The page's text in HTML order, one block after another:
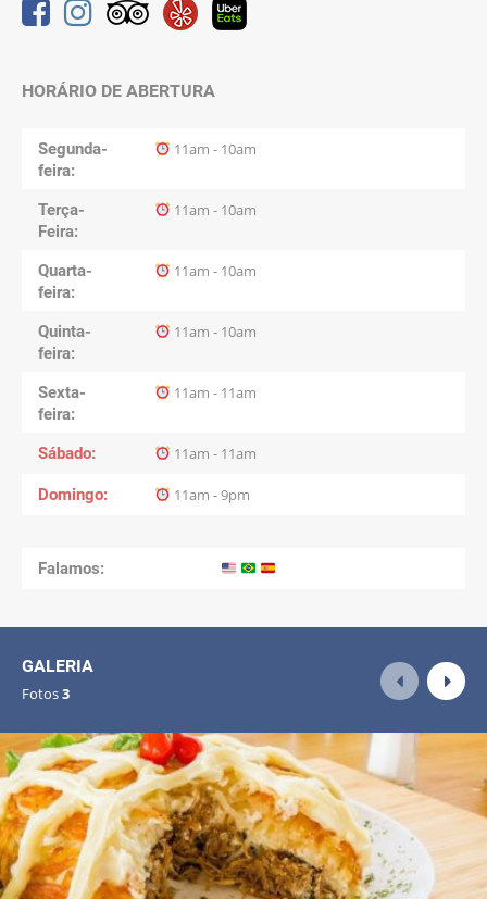
HORÁRIO DE ABERTURA
Segunda-
feira
11am - 10am
Terça-
Feira
11am - 10am
Quarta-
feira
11am - 10am
Quinta-
feira
11am - 10am
Sexta-
feira
11am - 11am
Sábado 11am - 11am
Domingo 11am - 9pm
Falamos:
GALERIA
Fotos3